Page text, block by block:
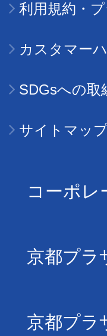
利用規約・
カスタマー
SDGsへの取
サイトマッ
コーポレ
京都プラ
京都プラ